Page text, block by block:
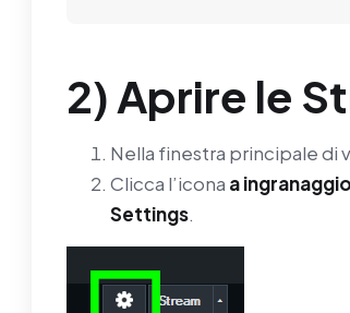
2) Aprire le
Nella finestra principale di
Clicca l’icona a ingranaggio
Settings.